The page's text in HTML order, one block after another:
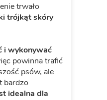
trwało
trójkąt skóry
i wykonywać
powinna trafić
psów, ale
bardzo
idealna dla